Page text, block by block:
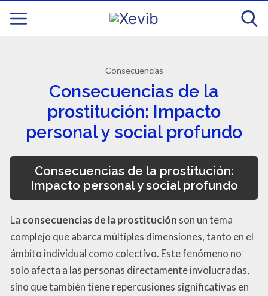
Consecuencias
Consecuencias de la
prostitución: Impacto
personal y social profundo
Consecuencias de la prostitución:
Impacto personal y social profundo
La consecuencias de la prostitución son un tema
complejo que abarca múltiples dimensiones, tanto en el
ámbito individual como colectivo. Este fenómeno no
solo afecta a las personas directamente involucradas,
sino que también tiene repercusiones significativas en